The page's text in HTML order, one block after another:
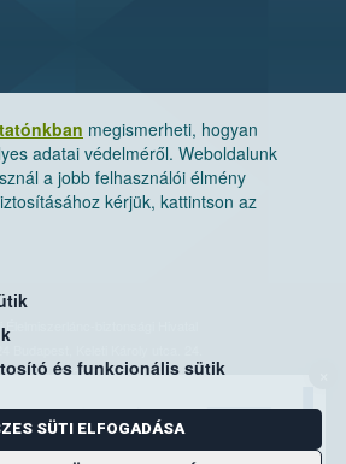
megismerheti, hogyan
adatai védelméről. Weboldalunk
a jobb felhasználói élmény
kérjük, kattintson az
és funkcionális sütik
SÜTI ELFOGADÁSA
Élelmiszerlánc-biztonsági Hivatal
cím: 1525 Budapest. Pf. 30.
ugyfelszolgalat@nebih.gov.hu